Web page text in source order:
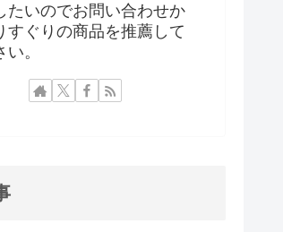
たいのでお問い合わせか
すぐりの商品を推薦して
い。